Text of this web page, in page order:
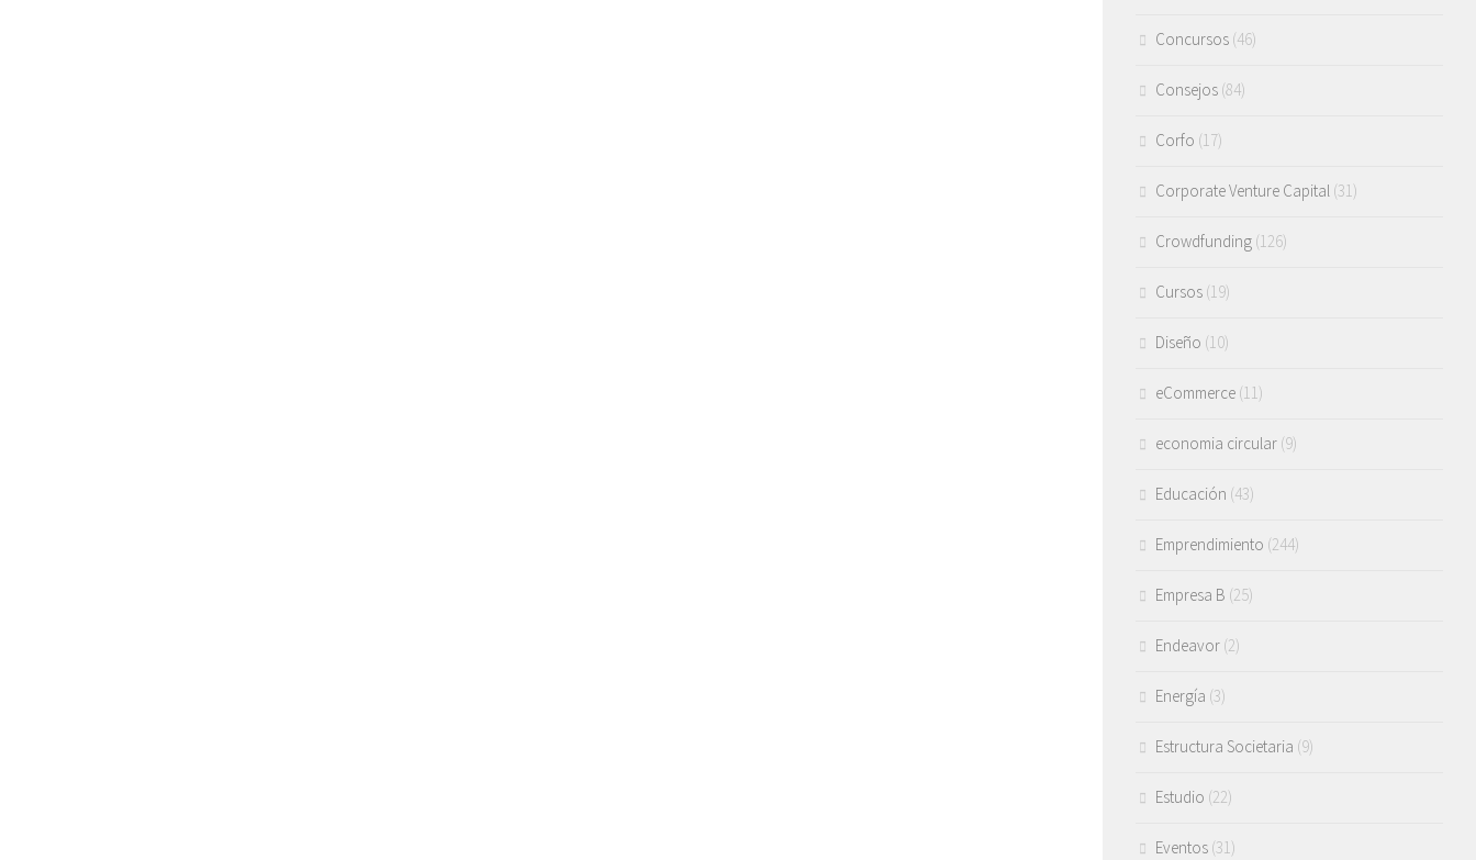
Concursos (46)
Consejos (84)
Corfo (17)
Corporate Venture Capital (31)
Crowdfunding (126)
Cursos (19)
Diseño (10)
eCommerce (11)
economia circular (9)
Educación (43)
Emprendimiento (244)
Empresa B (25)
Endeavor (2)
Energía (3)
Estructura Societaria (9)
Estudio (22)
Eventos (31)